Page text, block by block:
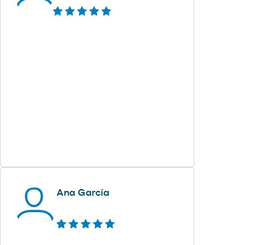
Ana García